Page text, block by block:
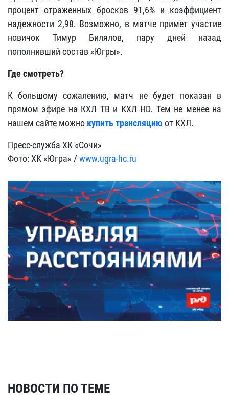
процент отраженных бросков 91,6% и коэффициент
надежности 2,98. Возможно, в матче примет участие
новичок Тимур Билялов, пару дней назад
пополнивший состав «Югры».
Где смотреть?
К большому сожалению, матч не будет показан в
прямом эфире на КХЛ ТВ и КХЛ HD. Тем не менее на
нашем сайте можно купить трансляцию от КХЛ.
Пресс-служба ХК «Сочи»
Фото: ХК «Югра» / www.ugra-hc.ru
НОВОСТИ ПО ТЕМЕ